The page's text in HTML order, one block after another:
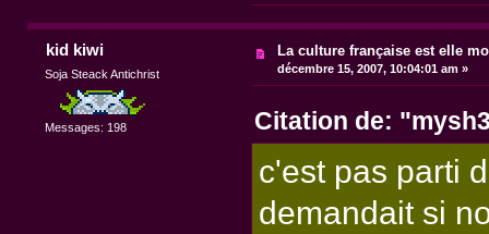
kid kiwi
Soja Steack Antichrist
Messages: 198
La culture française est elle
décembre 15, 2007, 10:04:01 am »
Citation de:
c'est pas parti
demandait si